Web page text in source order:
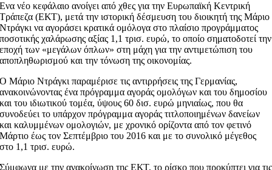
Ενα νέο κεφάλαιο ανοίγει από χθες για την Ευρωπαϊκή Κεντρική
Τράπεζα (ΕΚΤ), μετά την ιστορική δέσμευση του διοικητή της Μάριο
Ντράγκι να αγοράσει κρατικά ομόλογα στο πλαίσιο προγράμματος
ποσοτικής χαλάρωσης αξίας 1,1 τρισ. ευρώ, το οποίο σηματοδοτεί την
εποχή των «μεγάλων όπλων» στη μάχη για την αντιμετώπιση του
αποπληθωρισμού και την τόνωση της οικονομίας.
Ο Μάριο Ντράγκι παραμέρισε τις αντιρρήσεις της Γερμανίας,
ανακοινώνοντας ένα πρόγραμμα αγοράς ομολόγων και του δημοσίου
και του ιδιωτικού τομέα, ύψους 60 δισ. ευρώ μηνιαίως, που θα
συνοδεύει το υπάρχον πρόγραμμα αγοράς τιτλοποιημένων δανείων
και καλυμμένων ομολογιών, με χρονικό ορίζοντα από τον φετινό
Μάρτιο έως τον Σεπτέμβριο του 2016 και με το συνολικό μέγεθος
στο 1,1 τρισ. ευρώ.
Σύμφωνα με την ανακοίνωση της ΕΚΤ, το ρίσκο που προκύπτει για τις